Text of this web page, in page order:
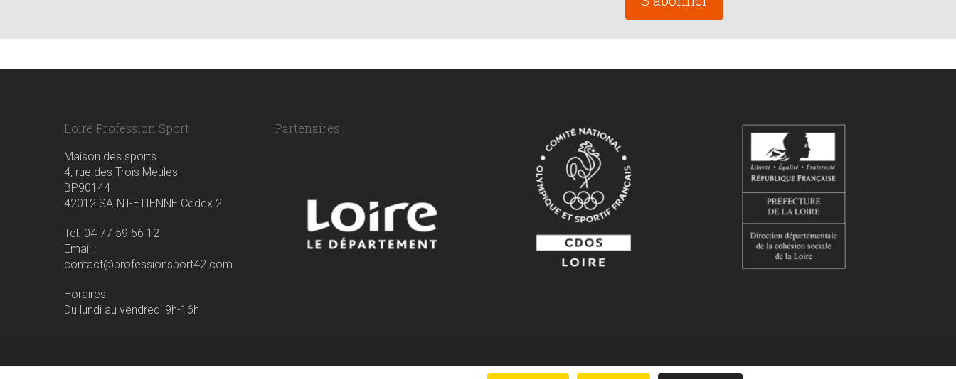
Loire Profession Sport
Maison des sports
4, rue des Trois Meules
BP90144
42012 SAINT-ETIENNE Cedex 2
Tel. 04 77 59 56 12
Email :
contact@professionsport42.com
Horaires
Du lundi au vendredi 9h-16h
Partenaires :